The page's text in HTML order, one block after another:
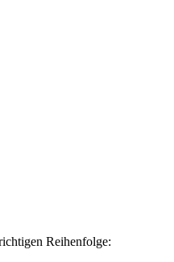
Reihenfolge: